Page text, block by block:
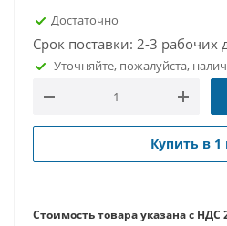
Достаточно
Срок поставки: 2-3 рабочих
Уточняйте, пожалуйста,
Купить в 1
Стоимость товара указана с НДС